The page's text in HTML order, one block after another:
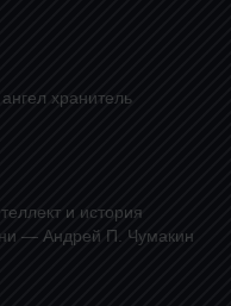
хранитель
и история
— Андрей П. Чумакин